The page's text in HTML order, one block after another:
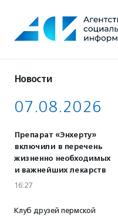
содержанию
Новости
07.08.2026
Препарат «Энхерту»
включили в перечень
жизненно необходимых
и важнейших лекарств
16:27
Клуб друзей пермской